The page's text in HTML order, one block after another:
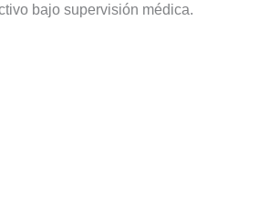
bajo supervisión médica.